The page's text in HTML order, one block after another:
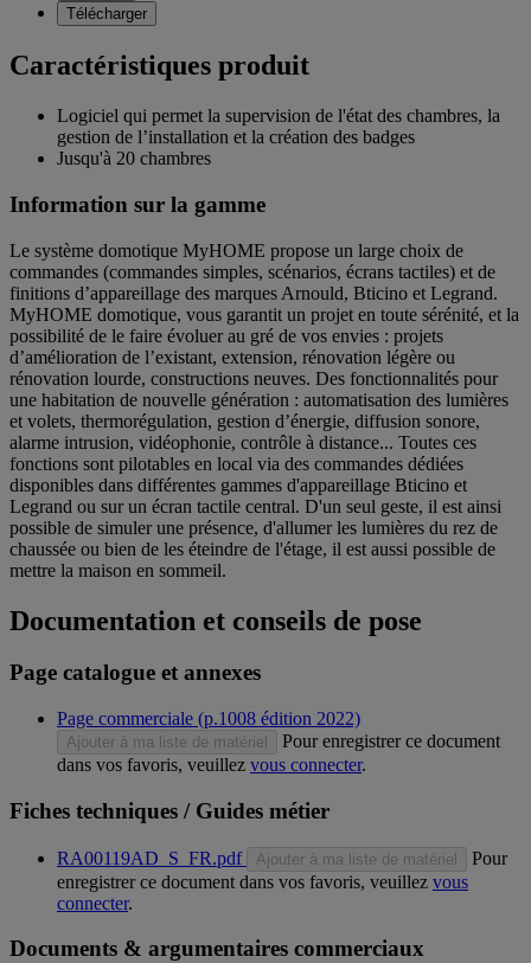
Télécharger
Caractéristiques produit
Logiciel qui permet la supervision de l'état des chambres, la
gestion de l’installation et la création des badges
Jusqu'à 20 chambres
Information sur la gamme
Le système domotique MyHOME propose un large choix de
commandes (commandes simples, scénarios, écrans tactiles) et de
finitions d’appareillage des marques Arnould, Bticino et Legrand.
MyHOME domotique, vous garantit un projet en toute sérénité, et la
possibilité de le faire évoluer au gré de vos envies : projets
d’amélioration de l’existant, extension, rénovation légère ou
rénovation lourde, constructions neuves. Des fonctionnalités pour
une habitation de nouvelle génération : automatisation des lumières
et volets, thermorégulation, gestion d’énergie, diffusion sonore,
alarme intrusion, vidéophonie, contrôle à distance... Toutes ces
fonctions sont pilotables en local via des commandes dédiées
disponibles dans différentes gammes d'appareillage Bticino et
Legrand ou sur un écran tactile central. D'un seul geste, il est ainsi
possible de simuler une présence, d'allumer les lumières du rez de
chaussée ou bien de les éteindre de l'étage, il est aussi possible de
mettre la maison en sommeil.
Documentation et conseils de pose
Page catalogue et annexes
Page commerciale (p.1008 édition 2022)
Ajouter à ma liste de matériel
Pour enregistrer ce document
dans vos favoris, veuillez vous connecter.
Fiches techniques / Guides métier
RA00119AD_S_FR.pdf Ajouter à ma liste de matériel
Pour
enregistrer ce document dans vos favoris, veuillez vous
connecter.
Documents & argumentaires commerciaux